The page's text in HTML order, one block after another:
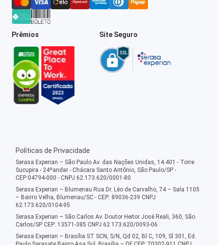
Prêmios Site Seguro
Políticas de Privacidade
Serasa Experian – São Paulo Av. das Nações Unidas, 14.401 - Torre
Sucupira - 24ºandar - Chácara Santo Antônio, São Paulo/SP -
CEP:04794-000 - CNPJ 62.173.620/0001-80
Serasa Experian – Blumenau Rua Dr. Léo de Carvalho, 74 – Sala 1105
– Bairro Velha, Blumenau/SC - CEP: 89036-239 CNPJ
62.173.620/0104-95
Serasa Experian – São Carlos Av. Doutor Heitor José Reali, 360, São
Carlos/SP CEP: 13571-385 CNPJ 62.173.620/0093-06
Serasa Experian – Brasília ST SCN, S/N, Qd 02, Bl C, 109, Sl 301, Ed.